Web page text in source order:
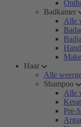
Badkamer
Alle
Haar
Alle
Shampoo
Alle
Pre-